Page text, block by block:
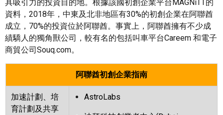
具吸引力的投資目的地。根據該國初創企業平台MAGNiTT的
資料，2018年，中東及北非地區有30%的初創企業在阿聯酋
成立，70%的投資位於阿聯酋。事實上，阿聯酋擁有不少成
績驕人的獨角獸公司，較有名的包括叫車平台Careem 和電子
商貿公司Souq.com。
阿聯酋初創企業指南
加速計劃、培
育計劃及共享
AstroLabs